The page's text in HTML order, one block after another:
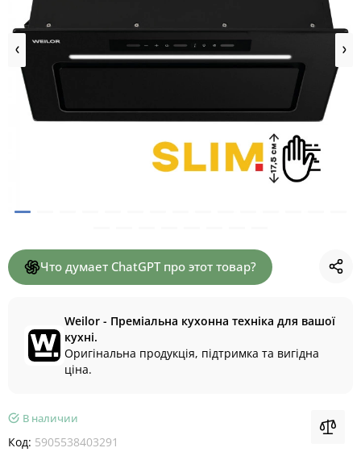
Что думает ChatGPT про этот товар?
Weilor - Преміальна кухонна техніка для вашої
кухні.
Оригінальна продукція, підтримка та вигідна
ціна.
В наличии
Код: 5905538403291